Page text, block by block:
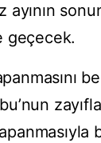
geçecek.